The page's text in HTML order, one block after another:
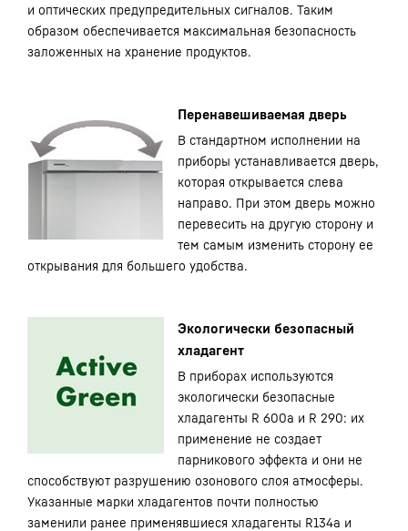
и оптических предупредительных сигналов. Таким
образом обеспечивается максимальная безопасность
заложенных на хранение продуктов.
Перенавешиваемая дверь
В стандартном исполнении на
приборы устанавливается дверь,
которая открывается слева
направо. При этом дверь можно
перевесить на другую сторону и
тем самым изменить сторону ее
открывания для большего удобства.
Экологически безопасный
хладагент
В приборах используются
экологически безопасные
хладагенты R 600a и R 290: их
применение не создает
парникового эффекта и они не
способствуют разрушению озонового слоя атмосферы.
Указанные марки хладагентов почти полностью
заменили ранее применявшиеся хладагенты R134a и